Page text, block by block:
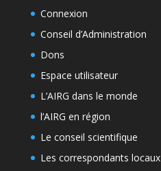
Connexion
Conseil d’Administration
Dons
Espace utilisateur
L’AIRG dans le monde
l’AIRG en région
Le conseil scientifique
Les correspondants locaux